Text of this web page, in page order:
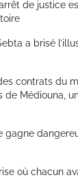
de justice
a brisé
contrats du
Médiouna,
gagne
où chacun